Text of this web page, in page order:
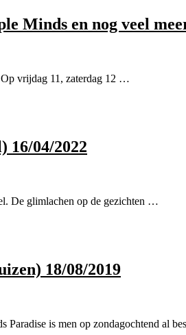
Minds en nog veel
Op vrijdag 11, zaterdag 12 …
16/04/2022
De glimlachen op de gezichten …
18/08/2019
Paradise is men op zondagochtend al